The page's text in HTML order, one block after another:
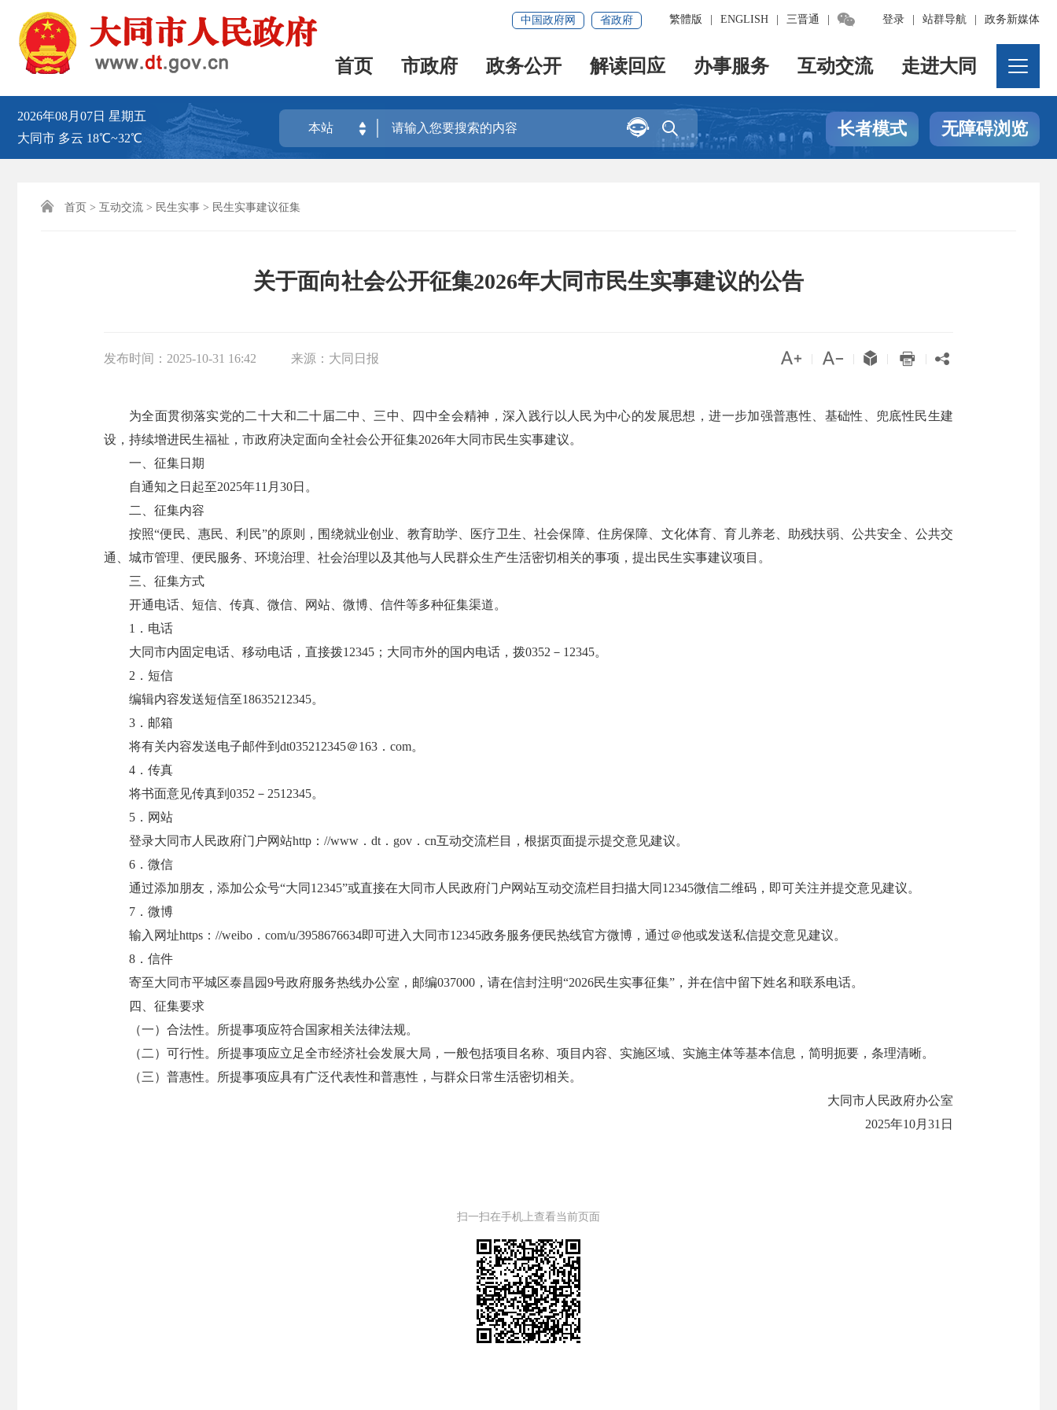
登录 站群导航 政务新媒体
繁體版 ENGLISH 三晋通 
中国政府网 省政府
首页 市政府 政务公开 解读回应 办事服务 互动交流 走进大同
2026年08月07日 星期五
大同市 多云 18℃~32℃
本站 
 长者模式 无障碍浏览
 首页 > 互动交流 > 民生实事 > 民生实事建议征集
关于面向社会公开征集2026年大同市民生实事建议的公告
发布时间： 2025-10-31 16:42 来源： 大同日报     
为全面贯彻落实党的二十大和二十届二中、三中、四中全会精神，深入践行以人民为中心的发展思想，进一步加强普惠性、基础性、兜底性民生建
设，持续增进民生福祉，市政府决定面向全社会公开征集2026年大同市民生实事建议。
一、征集日期
自通知之日起至2025年11月30日。
二、征集内容
按照“便民、惠民、利民”的原则，围绕就业创业、教育助学、医疗卫生、社会保障、住房保障、文化体育、育儿养老、助残扶弱、公共安全、公共交
通、城市管理、便民服务、环境治理、社会治理以及其他与人民群众生产生活密切相关的事项，提出民生实事建议项目。
三、征集方式
开通电话、短信、传真、微信、网站、微博、信件等多种征集渠道。
1．电话
大同市内固定电话、移动电话，直接拨12345；大同市外的国内电话，拨0352－12345。
2．短信
编辑内容发送短信至18635212345。
3．邮箱
将有关内容发送电子邮件到dt035212345＠163．com。
4．传真
将书面意见传真到0352－2512345。
5．网站
登录大同市人民政府门户网站http：//www．dt．gov．cn互动交流栏目，根据页面提示提交意见建议。
6．微信
通过添加朋友，添加公众号“大同12345”或直接在大同市人民政府门户网站互动交流栏目扫描大同12345微信二维码，即可关注并提交意见建议。
7．微博
输入网址https：//weibo．com/u/3958676634即可进入大同市12345政务服务便民热线官方微博，通过＠他或发送私信提交意见建议。
8．信件
寄至大同市平城区泰昌园9号政府服务热线办公室，邮编037000，请在信封注明“2026民生实事征集”，并在信中留下姓名和联系电话。
四、征集要求
（一）合法性。所提事项应符合国家相关法律法规。
（二）可行性。所提事项应立足全市经济社会发展大局，一般包括项目名称、项目内容、实施区域、实施主体等基本信息，简明扼要，条理清晰。
（三）普惠性。所提事项应具有广泛代表性和普惠性，与群众日常生活密切相关。
大同市人民政府办公室
2025年10月31日
扫一扫在手机上查看当前页面